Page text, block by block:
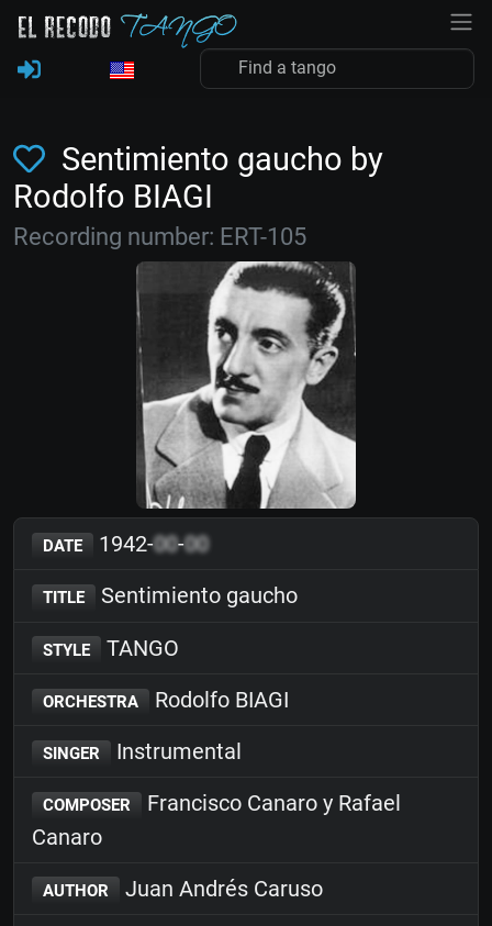
Sentimiento gaucho by
Rodolfo BIAGI
Recording number: ERT-105
DATE 1942-00-00
TITLE Sentimiento gaucho
STYLE TANGO
ORCHESTRA Rodolfo BIAGI
SINGER Instrumental
COMPOSER
Francisco Canaro y Rafael
Canaro
AUTHOR Juan Andrés Caruso